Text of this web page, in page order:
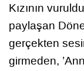
Kızının
paylaşan
gerçekten
girmeden,